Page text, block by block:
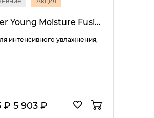
Forever Young Moisture Fusion Cream
интенсивного увлажнения,
₽ 5 903 ₽